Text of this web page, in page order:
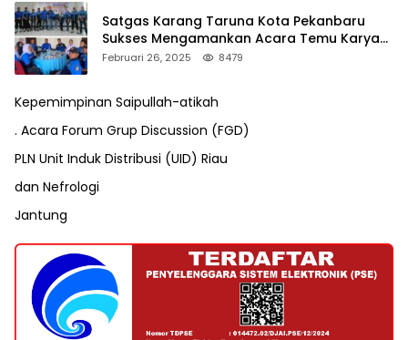
Satgas Karang Taruna Kota Pekanbaru
Sukses Mengamankan Acara Temu Karya
VII Karang Taruna Pekanbaru
Februari 26, 2025 8479
Kepemimpinan Saipullah-atikah
. Acara Forum Grup Discussion (FGD)
PLN Unit Induk Distribusi (UID) Riau
dan Nefrologi
Jantung